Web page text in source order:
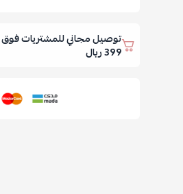
توصيل مجاني للمشتريات فوق
399 ريال